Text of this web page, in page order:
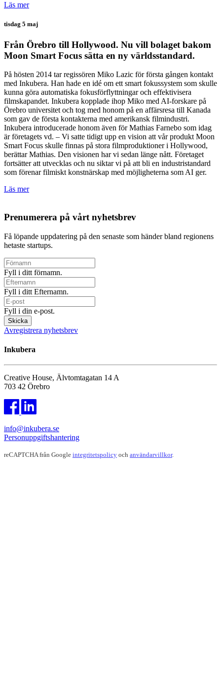
Läs mer
tisdag 5 maj
Från Örebro till Hollywood. Nu vill bolaget bakom
Moon Smart Focus sätta en ny världsstandard.
På hösten 2014 tar regissören Miko Lazic för första gången kontakt
med Inkubera. Han hade en idé om ett smart fokussystem som skulle
kunna göra automatiska fokusförflyttningar och effektivisera
filmskapandet. Inkubera kopplade ihop Miko med AI-forskare på
Örebro universitet och tog med honom på en affärsresa till Kanada
som gav de första kontakterna med amerikansk filmindustri.
Inkubera introducerade honom även för Mathias Farnebo som idag
är företagets vd. – Vi satte tidigt upp en vision att vår produkt Moon
Smart Focus skulle finnas på stora filmproduktioner i Hollywood,
berättar Mathias. Den visionen har vi sedan länge nått. Företaget
fortsätter att utvecklas och nu siktar vi på att bli en industristandard
som förenar filmiskt konstnärskap med möjligheterna som AI ger.
Läs mer
Prenumerera på vårt nyhetsbrev
Få löpande uppdatering på den senaste som händer bland regionens
hetaste startups.
Fyll i ditt förnamn.
Fyll i ditt Efternamn.
Fyll i din e-post.
Skicka
Avregistrera nyhetsbrev
Inkubera
Creative House, Älvtomtagatan 14 A
703 42 Örebro
info@inkubera.se
Personuppgiftshantering
reCAPTCHA från Google integritetspolicy och användarvillkor.